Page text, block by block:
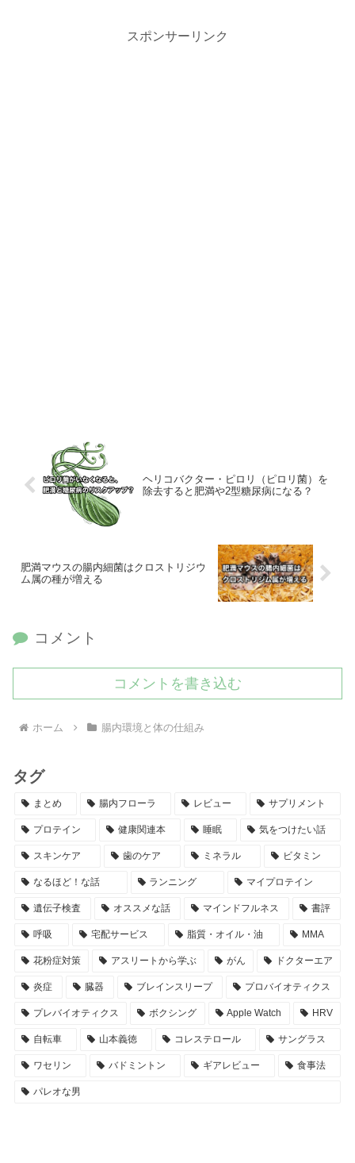
スポンサーリンク
ヘリコバクター・ピロリ（ピロリ菌）を
除去すると肥満や2型糖尿病になる？
肥満マウスの腸内細菌はクロストリジウ
ム属の種が増える
コメント
コメントを書き込む
ホーム 腸内環境と体の仕組み
タグ
まとめ 腸内フローラ レビュー サプリメント
プロテイン 健康関連本 睡眠 気をつけたい話
スキンケア 歯のケア ミネラル ビタミン
なるほど！な話 ランニング マイプロテイン
遺伝子検査 オススメな話 マインドフルネス 書評
呼吸 宅配サービス 脂質・オイル・油 MMA
花粉症対策 アスリートから学ぶ がん ドクターエア
炎症 臓器 ブレインスリープ プロバイオティクス
プレバイオティクス ボクシング Apple Watch HRV
自転車 山本義徳 コレステロール サングラス
ワセリン バドミントン ギアレビュー 食事法
パレオな男